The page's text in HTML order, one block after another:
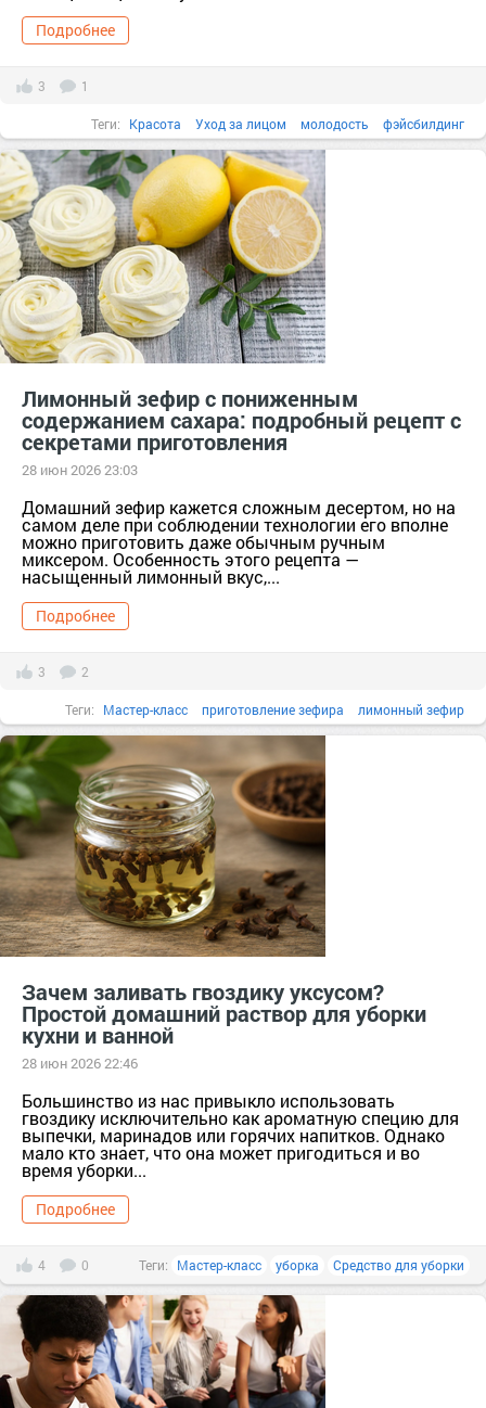
Подробнее
3 1
Теги: Красота Уход за лицом молодость фэйсбилдинг
Лимонный зефир с пониженным
содержанием сахара: подробный рецепт с
секретами приготовления
28 июн 2026 23:03
Домашний зефир кажется сложным десертом, но на
самом деле при соблюдении технологии его вполне
можно приготовить даже обычным ручным
миксером. Особенность этого рецепта —
насыщенный лимонный вкус,...
Подробнее
3 2
Теги: Мастер-класс приготовление зефира лимонный зефир
Зачем заливать гвоздику уксусом?
Простой домашний раствор для уборки
кухни и ванной
28 июн 2026 22:46
Большинство из нас привыкло использовать
гвоздику исключительно как ароматную специю для
выпечки, маринадов или горячих напитков. Однако
мало кто знает, что она может пригодиться и во
время уборки...
Подробнее
4 0 Теги: Мастер-класс уборка Средство для уборки